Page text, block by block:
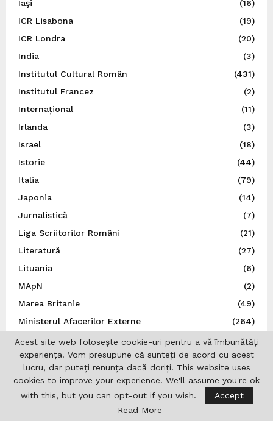
Iaşi
(16)
ICR Lisabona
(19)
ICR Londra
(20)
India
(3)
Institutul Cultural Român
(431)
Institutul Francez
(2)
Internațional
(11)
Irlanda
(3)
Israel
(18)
Istorie
(44)
Italia
(79)
Japonia
(14)
Jurnalistică
(7)
Liga Scriitorilor Români
(21)
Literatură
(27)
Lituania
(6)
MApN
(2)
Marea Britanie
(49)
Ministerul Afacerilor Externe
(264)
Ministerul Afacerilor Interne
(3)
Moldova
(112)
Muzică
N.A.T.O.
Acest site web folosește cookie-uri pentru a vă îmbunătăți
experiența. Vom presupune că sunteți de acord cu acest
lucru, dar puteți renunța dacă doriți. This website uses
cookies to improve your experience. We'll assume you're ok
with this, but you can opt-out if you wish.
Accept
Read More